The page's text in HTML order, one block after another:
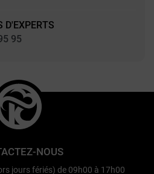
D'EXPERTS
95
NOUS
jours fériés) de 09h00 à 17h00